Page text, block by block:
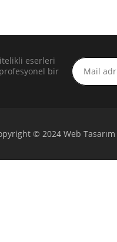
eserleri
bir
© 2024 Web Tasarım